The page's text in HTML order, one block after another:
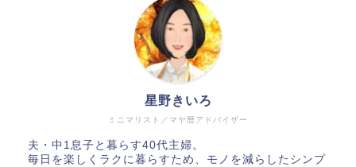
ミニマリスト／マヤ暦アドバイザー
星野きいろ
夫・中1息子と暮らす40代主婦。
毎日を楽しくラクに暮らすため、モノを減らしたシンプ